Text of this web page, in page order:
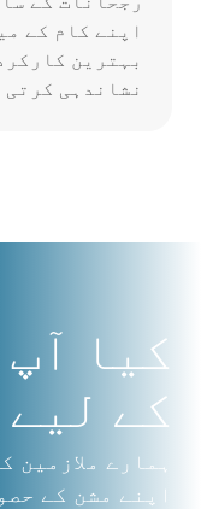
اپنے کام کے
بہترین
نشاندہی کرتی
کیا
کے
ہمارے
اپنے مشن کے